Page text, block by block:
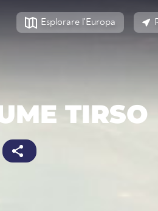
Esplorare l'Europa
TIRSO